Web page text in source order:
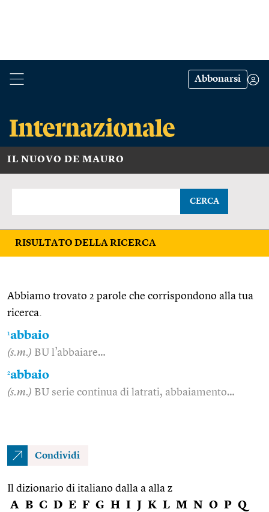
Abbonarsi
IL NUOVO DE MAURO
CERCA
RISULTATO DELLA RICERCA
Abbiamo trovato 2 parole che corrispondono alla tua
ricerca.
1abbaio
(s.m.) BU l’abbaiare…
2abbaio
(s.m.) BU serie continua di latrati, abbaiamento…
Condividi
Il dizionario di italiano dalla a alla z
A B C D E F G H I J K L M N O P Q